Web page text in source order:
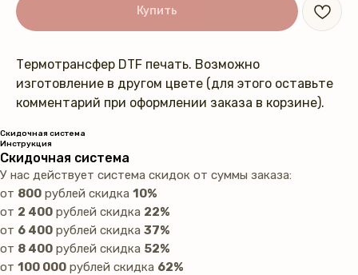
Купить
Термотрансфер DTF печать. Возможно
изготовление в другом цвете (для этого оставьте
комментарий при оформлении заказа в корзине).
Скидочная система
Инструкция
Скидочная система
У нас действует система скидок от суммы заказа:
от 800 рублей скидка 10%
от 2 400 рублей скидка 22%
от 6 400 рублей скидка 37%
от 8 400 рублей скидка 52%
от 100 000 рублей скидка 62%